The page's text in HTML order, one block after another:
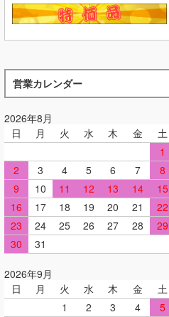
営業カレンダー
2026年8月
日
月 火 水 木 金
土
1
2
3 4 5 6 7
8
9
10 11 12 13 14
15
16
17 18 19 20 21
22
23
24 25 26 27 28
29
30
31
2026年9月
日
月 火 水 木 金
土
1
2 3 4
5